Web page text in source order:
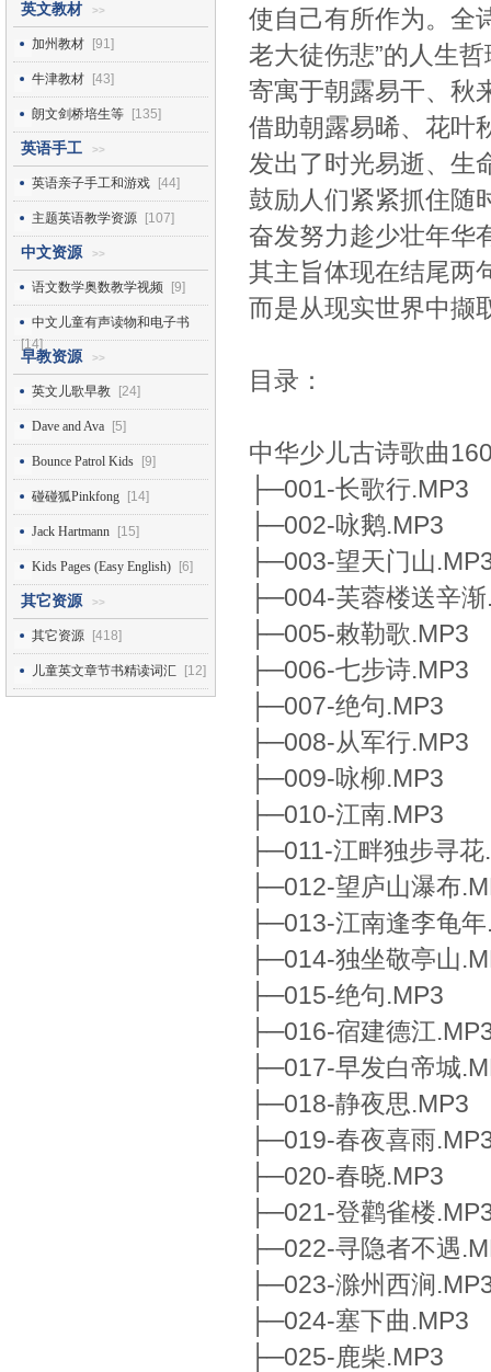
英文教材 >>
加州教材 [91]
牛津教材 [43]
朗文剑桥培生等 [135]
英语手工 >>
英语亲子手工和游戏 [44]
主题英语教学资源 [107]
中文资源 >>
语文数学奥数教学视频 [9]
中文儿童有声读物和电子书
[14]
早教资源 >>
英文儿歌早教 [24]
Dave and Ava [5]
Bounce Patrol Kids [9]
碰碰狐Pinkfong [14]
Jack Hartmann [15]
Kids Pages (Easy English) [6]
其它资源 >>
其它资源 [418]
儿童英文章节书精读词汇 [12]
使自己有所作为。全
老大徒伤悲”的人生
寄寓于朝露易干、秋
借助朝露易晞、花叶
发出了时光易逝、生
鼓励人们紧紧抓住随
奋发努力趁少壮年华
其主旨体现在结尾两
而是从现实世界中撷
目录：
中华少儿古诗歌曲
├─001-长歌行.MP3
├─002-咏鹅.MP3
├─003-望天门山
├─004-芙蓉楼送辛
├─005-敕勒歌.MP3
├─006-七步诗.MP3
├─007-绝句.MP3
├─008-从军行.MP3
├─009-咏柳.MP3
├─010-江南.MP3
├─011-江畔独步寻花
├─012-望庐山瀑布
├─013-江南逢李龟
├─014-独坐敬亭山
├─015-绝句.MP3
├─016-宿建德江
├─017-早发白帝城
├─018-静夜思.MP3
├─019-春夜喜雨
├─020-春晓.MP3
├─021-登鹳雀楼
├─022-寻隐者不遇
├─023-滁州西涧
├─024-塞下曲.MP3
├─025-鹿柴.MP3